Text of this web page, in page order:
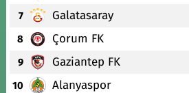
7 Galatasaray
8 Çorum FK
9 Gaziantep FK
10 Alanyaspor